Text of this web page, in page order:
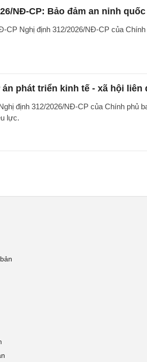
NĐ-CP: Bảo đảm an ninh
CP Nghị định 312/2026/NĐ-CP của
án phát triển kinh tế - xã hội
định 312/2026/NĐ-CP của Chính phủ
lực.